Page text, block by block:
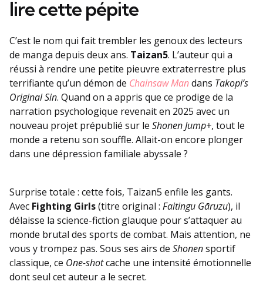
lire cette pépite
C’est le nom qui fait trembler les genoux des lecteurs
de manga depuis deux ans. Taizan5. L’auteur qui a
réussi à rendre une petite pieuvre extraterrestre plus
terrifiante qu’un démon de Chainsaw Mandans Takopi’s
Original Sin. Quand on a appris que ce prodige de la
narration psychologique revenait en 2025 avec un
nouveau projet prépublié sur le Shonen Jump+, tout le
monde a retenu son souffle. Allait-on encore plonger
dans une dépression familiale abyssale ?
Surprise totale : cette fois, Taizan5 enfile les gants.
Avec Fighting Girls(titre original : Faitingu Gāruzu), il
délaisse la science-fiction glauque pour s’attaquer au
monde brutal des sports de combat. Mais attention, ne
vous y trompez pas. Sous ses airs de Shonensportif
classique, ce One-shotcache une intensité émotionnelle
dont seul cet auteur a le secret.